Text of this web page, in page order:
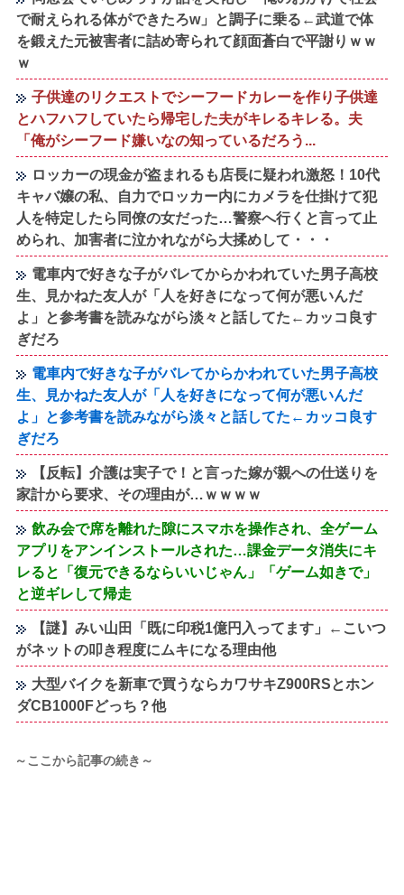
で耐えられる体ができたろw」と調子に乗る←武道で体
を鍛えた元被害者に詰め寄られて顔面蒼白で平謝りｗｗ
ｗ
子供達のリクエストでシーフードカレーを作り子供達
とハフハフしていたら帰宅した夫がキレるキレる。夫
「俺がシーフード嫌いなの知っているだろう...
ロッカーの現金が盗まれるも店長に疑われ激怒！10代
キャバ嬢の私、自力でロッカー内にカメラを仕掛けて犯
人を特定したら同僚の女だった…警察へ行くと言って止
められ、加害者に泣かれながら大揉めして・・・
電車内で好きな子がバレてからかわれていた男子高校
生、見かねた友人が「人を好きになって何が悪いんだ
よ」と参考書を読みながら淡々と話してた←カッコ良す
ぎだろ
電車内で好きな子がバレてからかわれていた男子高校
生、見かねた友人が「人を好きになって何が悪いんだ
よ」と参考書を読みながら淡々と話してた←カッコ良す
ぎだろ
【反転】介護は実子で！と言った嫁が親への仕送りを
家計から要求、その理由が…ｗｗｗｗ
飲み会で席を離れた隙にスマホを操作され、全ゲーム
アプリをアンインストールされた…課金データ消失にキ
レると「復元できるならいいじゃん」「ゲーム如きで」
と逆ギレして帰走
【謎】みい山田「既に印税1億円入ってます」←こいつ
がネットの叩き程度にムキになる理由他
大型バイクを新車で買うならカワサキZ900RSとホン
ダCB1000Fどっち？他
～ここから記事の続き～